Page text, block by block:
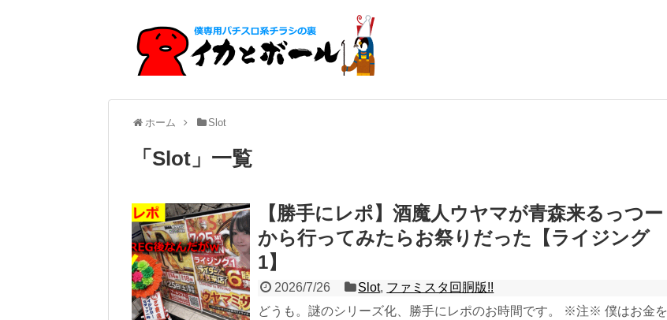
ホーム Slot
「 Slot 」 一覧
【勝手にレポ】酒魔人ウヤマが青森来るっつー
から行ってみたらお祭りだった【ライジング
1】
2026/7/26 Slot, ファミスタ回胴版!!
どうも。謎のシリーズ化、勝手にレポのお時間です。 ※注※ 僕はお金を